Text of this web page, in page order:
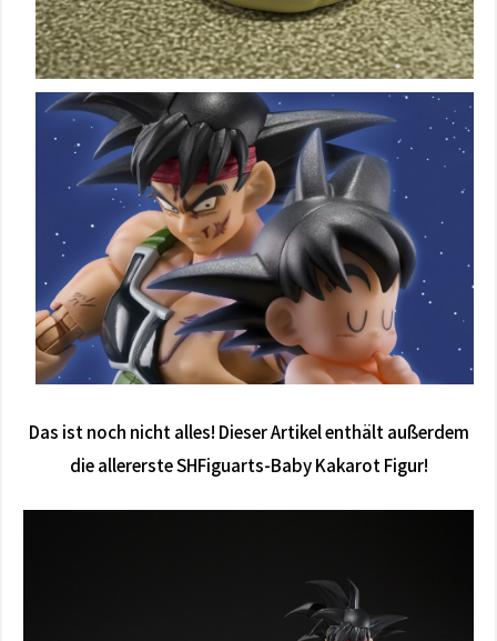
Das ist noch nicht alles! Dieser Artikel enthält außerdem
die allererste SHFiguarts-Baby Kakarot Figur!